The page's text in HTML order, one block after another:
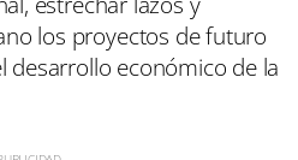
los proyectos de futuro
desarrollo económico de la